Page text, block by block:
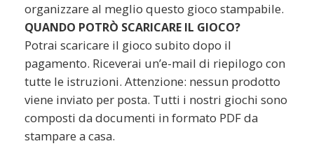
organizzare al meglio questo gioco stampabile.
QUANDO POTRÒ SCARICARE IL GIOCO?
Potrai scaricare il gioco subito dopo il
pagamento. Riceverai un’e-mail di riepilogo con
tutte le istruzioni. Attenzione: nessun prodotto
viene inviato per posta. Tutti i nostri giochi sono
composti da documenti in formato PDF da
stampare a casa.